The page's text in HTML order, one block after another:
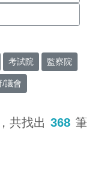
考試院 監察院
/議會
，共找出 368 筆